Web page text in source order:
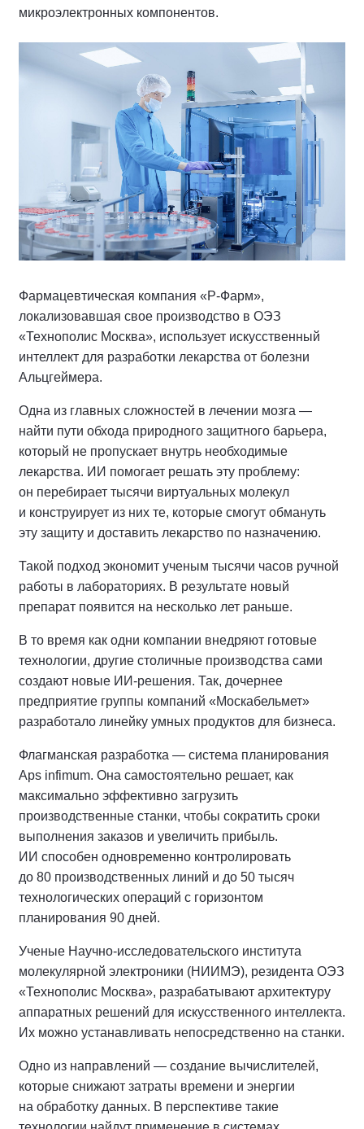
микроэлектронных компонентов.
Фармацевтическая компания «Р-Фарм»,
локализовавшая свое производство в ОЭЗ
«Технополис Москва», использует искусственный
интеллект для разработки лекарства от болезни
Альцгеймера.
Одна из главных сложностей в лечении мозга —
найти пути обхода природного защитного барьера,
который не пропускает внутрь необходимые
лекарства. ИИ помогает решать эту проблему:
он перебирает тысячи виртуальных молекул
и конструирует из них те, которые смогут обмануть
эту защиту и доставить лекарство по назначению.
Такой подход экономит ученым тысячи часов ручной
работы в лабораториях. В результате новый
препарат появится на несколько лет раньше.
В то время как одни компании внедряют готовые
технологии, другие столичные производства сами
создают новые ИИ-решения. Так, дочернее
предприятие группы компаний «Москабельмет»
разработало линейку умных продуктов для бизнеса.
Флагманская разработка — система планирования
Aps infimum. Она самостоятельно решает, как
максимально эффективно загрузить
производственные станки, чтобы сократить сроки
выполнения заказов и увеличить прибыль.
ИИ способен одновременно контролировать
до 80 производственных линий и до 50 тысяч
технологических операций с горизонтом
планирования 90 дней.
Ученые Научно-исследовательского института
молекулярной электроники (НИИМЭ), резидента ОЭЗ
«Технополис Москва», разрабатывают архитектуру
аппаратных решений для искусственного интеллекта.
Их можно устанавливать непосредственно на станки.
Одно из направлений — создание вычислителей,
которые снижают затраты времени и энергии
на обработку данных. В перспективе такие